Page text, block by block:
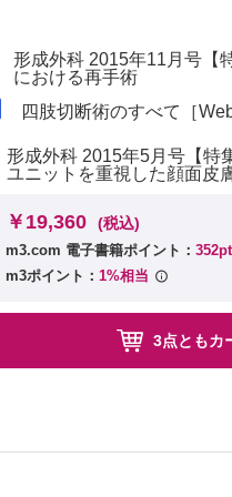
形成外科 2015年11月号【
における再手術
四肢切断術のすべて［
形成外科 2015年5月号【特
ユニットを重視した顔面皮
￥19,360 (税込)
m3.com 電子書籍ポイント： 352pt
m3ポイント： 1%相当
3点ともカ